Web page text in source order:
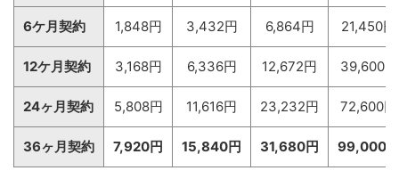
6ケ月契約 1,848円 3,432円 6,864円 21,450円
12ケ月契約 3,168円 6,336円 12,672円 39,600円
24ヶ月契約 5,808円 11,616円 23,232円 72,600円
36ヶ月契約 7,920円 15,840円 31,680円 99,000円